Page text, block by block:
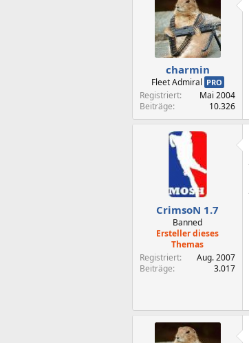
charmin
Fleet Admiral PRO
Registriert
Mai 2004
Beiträge
10.326
CrimsoN 1.7
Banned
Ersteller dieses
Themas
Registriert
Aug. 2007
Beiträge
3.017